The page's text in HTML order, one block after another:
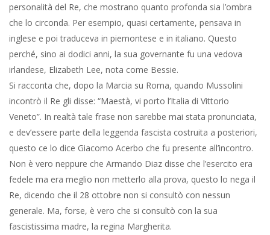
personalità del Re, che mostrano quanto profonda sia l’ombra
che lo circonda. Per esempio, quasi certamente, pensava in
inglese e poi traduceva in piemontese e in italiano. Questo
perché, sino ai dodici anni, la sua governante fu una vedova
irlandese, Elizabeth Lee, nota come Bessie.
Si racconta che, dopo la Marcia su Roma, quando Mussolini
incontrò il Re gli disse: “Maestà, vi porto l’Italia di Vittorio
Veneto”. In realtà tale frase non sarebbe mai stata pronunciata,
e dev’essere parte della leggenda fascista costruita a posteriori,
questo ce lo dice Giacomo Acerbo che fu presente all’incontro.
Non è vero neppure che Armando Diaz disse che l’esercito era
fedele ma era meglio non metterlo alla prova, questo lo nega il
Re, dicendo che il 28 ottobre non si consultò con nessun
generale. Ma, forse, è vero che si consultò con la sua
fascistissima madre, la regina Margherita.